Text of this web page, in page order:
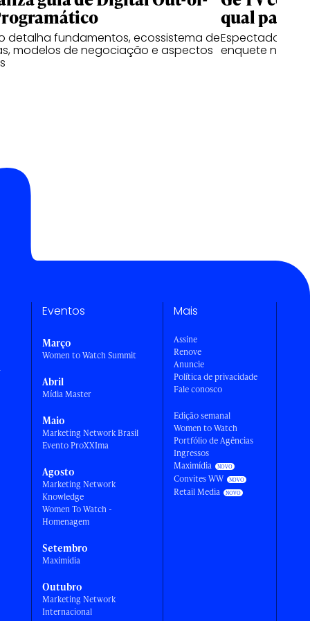
detalha fundamentos, ecossistema de
modelos de negociação e aspectos
qual
Espectadores
enquete no
Eventos
Março
Women to Watch Summit
Abril
Mídia Master
Maio
Marketing Network Brasil
Evento ProXXIma
Agosto
Marketing Network
Knowledge
Women To Watch -
Homenagem
Setembro
Maximídia
Outubro
Marketing Network
Internacional
Mais
Assine
Renove
Anuncie
Política de privacidade
Fale conosco
Edição semanal
Women to Watch
Portfólio de Agências
Ingressos
Maximídia
Convites WW
Retail Media